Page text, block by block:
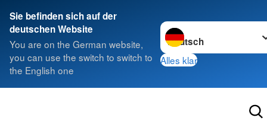
Sie befinden sich auf der
deutschen Website
You are on the German website,
you can use the switch to switch to
the English one
Sprache wechseln zu
Alles klar